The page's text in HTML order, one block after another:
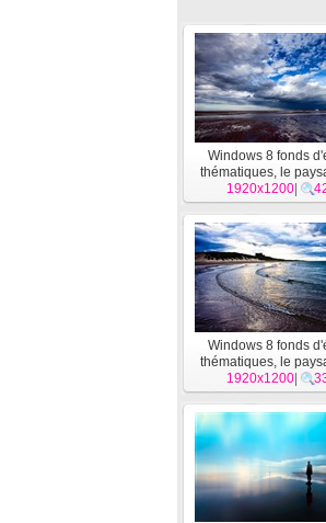
Windows 8 fonds
thématiques, le
l'eau #10
1920x1200
Windows 8 fonds
thématiques, le
l'eau #6
1920x1200